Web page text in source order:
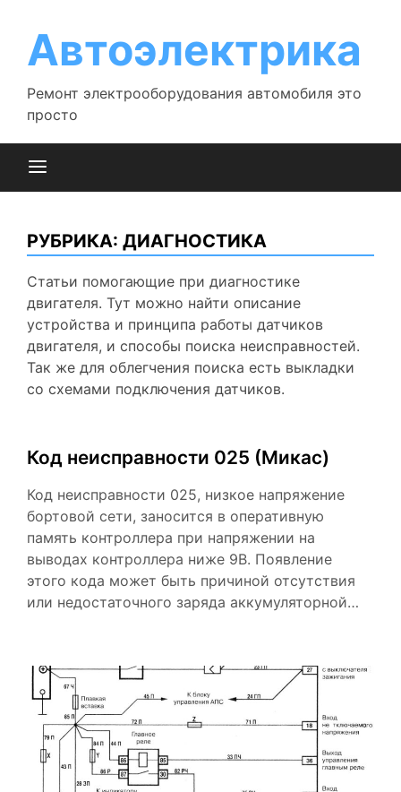
содержимому
Автоэлектрика
Ремонт электрооборудования автомобиля это
просто
РУБРИКА: ДИАГНОСТИКА
Статьи помогающие при диагностике
двигателя. Тут можно найти описание
устройства и принципа работы датчиков
двигателя, и способы поиска неисправностей.
Так же для облегчения поиска есть выкладки
со схемами подключения датчиков.
Код неисправности 025 (Микас)
Код неисправности 025, низкое напряжение
бортовой сети, заносится в оперативную
память контроллера при напряжении на
выводах контроллера ниже 9В. Появление
этого кода может быть причиной отсутствия
или недостаточного заряда аккумуляторной…